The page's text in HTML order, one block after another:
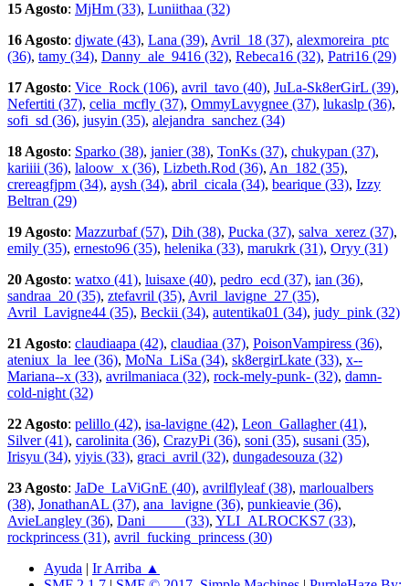
15 Agosto: MjHm (33), Luniithaa (32)
16 Agosto: djwate (43), Lana (39), Avril_18 (37), alexmoreira_ptc
(36), tamy (34), Danny_ale_9416 (32), Rebeca16 (32), Patri16 (29)
17 Agosto: Vice_Rock (106), avril_tavo (40), JuLa-Sk8erGirL (39),
Nefertiti (37), celia_mcfly (37), OmmyLavygnee (37), lukaslp (36),
sofi_sd (36), jusyin (35), alejandra_sanchez (34)
18 Agosto: Sparko (38), janier (38), TonKs (37), chukypan (37),
kariiii (36), laloow_x (36), Lizbeth.Rod (36), An_182 (35),
crereagfjpm (34), aysh (34), abril_cicala (34), bearique (33), Izzy
Beltran (29)
19 Agosto: Mazzurbaf (57), Dih (38), Pucka (37), salva_xerez (37),
emily (35), ernesto96 (35), helenika (33), marukrk (31), Oryy (31)
20 Agosto: watxo (41), luisaxe (40), pedro_ecd (37), ian (36),
sandraa_20 (35), ztefavril (35), Avril_lavigne_27 (35),
Avril_Lavigne44 (35), Beckii (34), autentika01 (34), judy_pink (32)
21 Agosto: claudiaapa (42), claudiaa (37), PoisonVampiress (36),
ateniux_la_lee (36), MoNa_LiSa (34), sk8ergirLkate (33), x--
Mariana--x (33), avrilmaniaca (32), rock-mely-punk- (32), damn-
cold-night (32)
22 Agosto: pelillo (42), isa-lavigne (42), Leon_Gallagher (41),
Silver (41), carolinita (36), CrazyPi (36), soni (35), susani (35),
Irisyu (34), yiyis (33), graci_avril (32), dungadesouza (32)
23 Agosto: JaDe_LaViGnE (40), avrilflyleaf (38), marloualbers
(38), JonathanAL (37), ana_lavigne (36), punkieavie (36),
AvieLangley (36), Dani_____ (33), YLI_ALROCKS7 (33),
rockprincess (31), avril_fucking_princess (30)
Ayuda | Ir Arriba ▲